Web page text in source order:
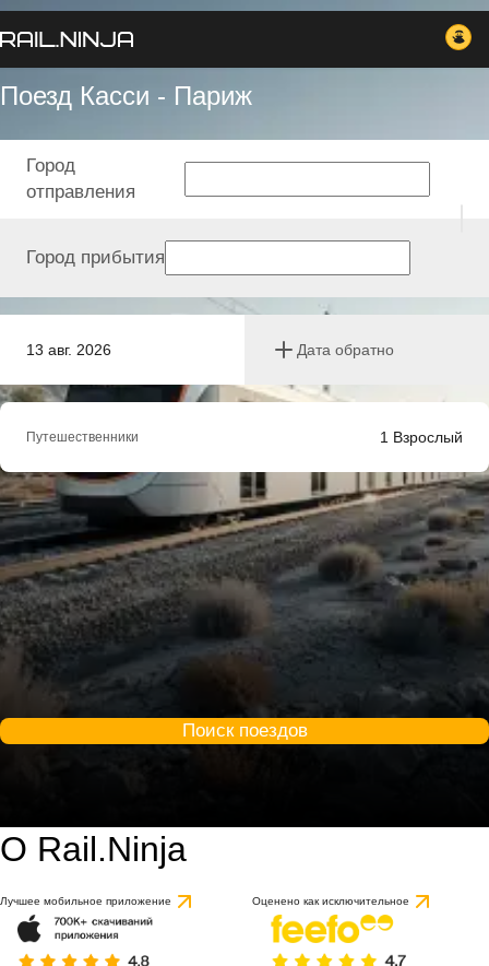
Поезд Касси - Париж
13 авг. 2026 Дата обратно
Город
отправления
Город прибытия
Путешественники 1 Взрослый
Поиск поездов
О Rail.Ninja
Лучшее мобильное приложение Оценено как исключительное